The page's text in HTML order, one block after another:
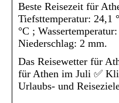
Beste Reisezeit für
Tiefsttemperatur: 24,1
°C ;
Niederschlag: 2 mm.
Das Reisewetter für
für Athen im Juli ✅
Urlaubs- und